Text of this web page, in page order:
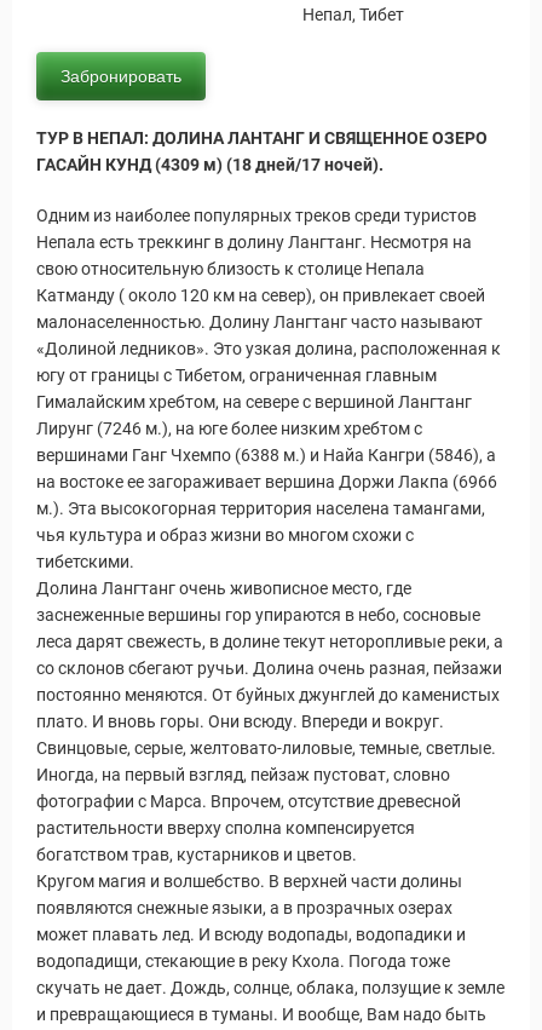
Новости и Отчеты
Непал, Тибет
Забронировать
ТУР В НЕПАЛ: ДОЛИНА ЛАНТАНГ И СВЯЩЕННОЕ ОЗЕРО
ГАСАЙН КУНД (4309 м) (18 дней/17 ночей).
Одним из наиболее популярных треков среди туристов
Непала есть треккинг в долину Лангтанг. Несмотря на
свою относительную близость к столице Непала
Катманду ( около 120 км на север), он привлекает своей
малонаселенностью. Долину Лангтанг часто называют
«Долиной ледников». Это узкая долина, расположенная к
югу от границы с Тибетом, ограниченная главным
Гималайским хребтом, на севере с вершиной Лангтанг
Лирунг (7246 м.), на юге более низким хребтом с
вершинами Ганг Чхемпо (6388 м.) и Найа Кангри (5846), а
на востоке ее загораживает вершина Доржи Лакпа (6966
м.). Эта высокогорная территория населена тамангами,
чья культура и образ жизни во многом схожи с
тибетскими.
Долина Лангтанг очень живописное место, где
заснеженные вершины гор упираются в небо, сосновые
леса дарят свежесть, в долине текут неторопливые реки, а
со склонов сбегают ручьи. Долина очень разная, пейзажи
постоянно меняются. От буйных джунглей до каменистых
плато. И вновь горы. Они всюду. Впереди и вокруг.
Свинцовые, серые, желтовато-лиловые, темные, светлые.
Иногда, на первый взгляд, пейзаж пустоват, словно
фотографии с Марса. Впрочем, отсутствие древесной
растительности вверху сполна компенсируется
богатством трав, кустарников и цветов.
Кругом магия и волшебство. В верхней части долины
появляются снежные языки, а в прозрачных озерах
может плавать лед. И всюду водопады, водопадики и
водопадищи, стекающие в реку Кхола. Погода тоже
скучать не дает. Дождь, солнце, облака, ползущие к земле
и превращающиеся в туманы. И вообще, Вам надо быть